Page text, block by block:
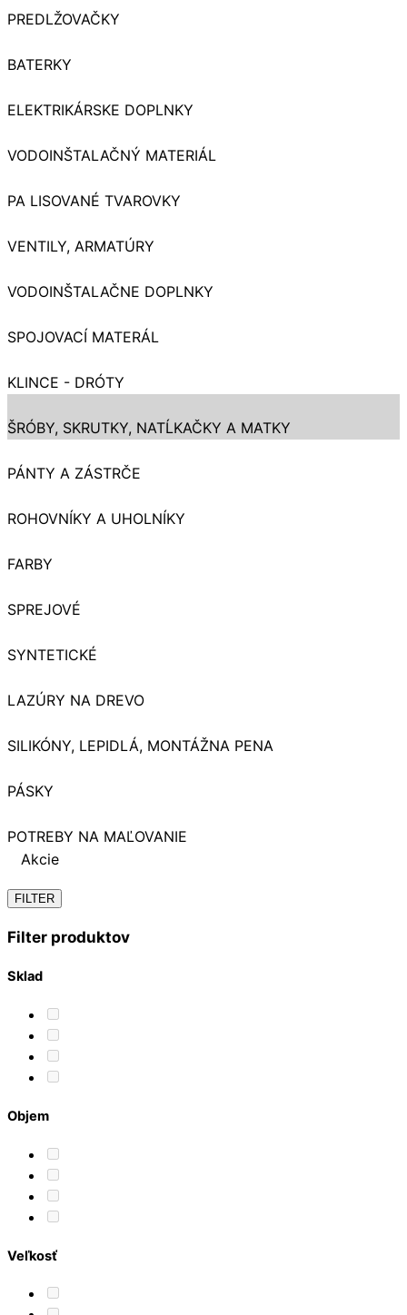
PREDLŽOVAČKY
BATERKY
ELEKTRIKÁRSKE DOPLNKY
VODOINŠTALAČNÝ MATERIÁL
PA LISOVANÉ TVAROVKY
VENTILY, ARMATÚRY
VODOINŠTALAČNE DOPLNKY
SPOJOVACÍ MATERÁL
KLINCE - DRÓTY
ŠRÓBY, SKRUTKY, NATĹKAČKY A MATKY
PÁNTY A ZÁSTRČE
ROHOVNÍKY A UHOLNÍKY
FARBY
SPREJOVÉ
SYNTETICKÉ
LAZÚRY NA DREVO
SILIKÓNY, LEPIDLÁ, MONTÁŽNA PENA
PÁSKY
POTREBY NA MAĽOVANIE
Akcie
FILTER
Filter produktov
Sklad
Objem
Veľkosť